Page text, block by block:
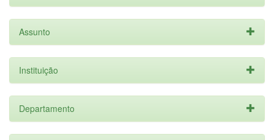
Assunto
Instituição
Departamento